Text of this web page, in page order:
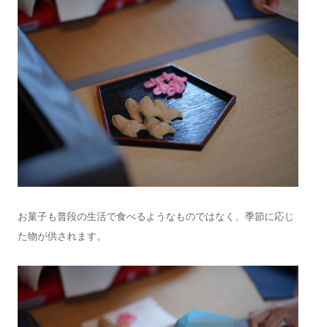
お菓子も普段の生活で食べるようなものではなく、季節に応じ
た物が供されます。